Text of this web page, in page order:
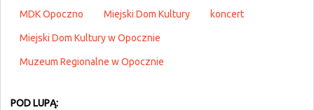
MDK Opoczno Miejski Dom Kultury koncert
Miejski Dom Kultury w Opocznie
Muzeum Regionalne w Opocznie
POD LUPĄ: